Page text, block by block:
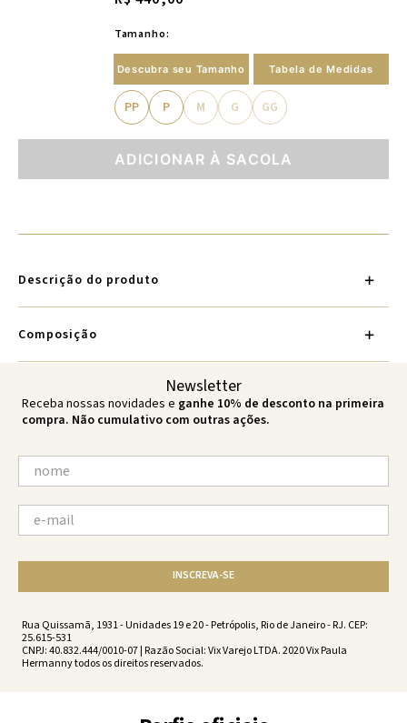
Tamanho:
Descubra seu Tamanho Tabela de Medidas
PP P M G GG
ADICIONAR À SACOLA
Descrição do produto
Composição
Newsletter
Receba nossas novidades e ganhe 10% de desconto na primeira
compra. Não cumulativo com outras ações.
INSCREVA-SE
Rua Quissamã, 1931 - Unidades 19 e 20 - Petrópolis, Rio de Janeiro - RJ. CEP:
25.615-531
CNPJ: 40.832.444/0010-07 | Razão Social: Vix Varejo LTDA. 2020 Vix Paula
Hermanny todos os direitos reservados.